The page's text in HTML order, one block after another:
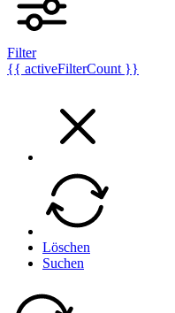
Filter
{{ activeFilterCount }}
Löschen
Suchen